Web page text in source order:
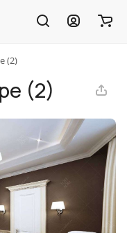
(2)
(2)